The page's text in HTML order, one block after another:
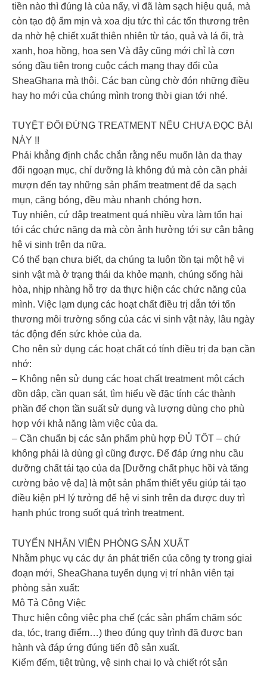
tiền nào thì đúng là của nấy, vì đã làm sạch hiệu quả, mà
còn tạo độ ẩm mịn và xoa dịu tức thì các tổn thương trên
da nhờ hệ chiết xuất thiên nhiên từ táo, quả và lá ổi, trà
xanh, hoa hồng, hoa sen Và đây cũng mới chỉ là cơn
sóng đầu tiên trong cuộc cách mạng thay đổi của
SheaGhana mà thôi. Các bạn cùng chờ đón những điều
hay ho mới của chúng mình trong thời gian tới nhé.
TUYỆT ĐỐI ĐỪNG TREATMENT NẾU CHƯA ĐỌC BÀI
NÀY !!
Phải khẳng định chắc chắn rằng nếu muốn làn da thay
đổi ngoạn mục, chỉ dưỡng là không đủ mà còn cần phải
mượn đến tay những sản phẩm treatment để da sạch
mụn, căng bóng, đều màu nhanh chóng hơn.
Tuy nhiên, cứ dập treatment quá nhiều vừa làm tổn hại
tới các chức năng da mà còn ảnh hưởng tới sự cân bằng
hệ vi sinh trên da nữa.
Có thể bạn chưa biết, da chúng ta luôn tồn tại một hệ vi
sinh vật mà ở trạng thái da khỏe mạnh, chúng sống hài
hòa, nhịp nhàng hỗ trợ da thực hiện các chức năng của
mình. Việc lạm dụng các hoạt chất điều trị dẫn tới tổn
thương môi trường sống của các vi sinh vật này, lâu ngày
tác động đến sức khỏe của da.
Cho nên sử dụng các hoạt chất có tính điều trị da bạn cần
nhớ:
– Không nên sử dụng các hoạt chất treatment một cách
dồn dập, cần quan sát, tìm hiểu về đặc tính các thành
phần để chọn tần suất sử dụng và lượng dùng cho phù
hợp với khả năng làm việc của da.
– Cần chuẩn bị các sản phẩm phù hợp ĐỦ TỐT – chứ
không phải là dùng gì cũng được. Để đáp ứng nhu cầu
dưỡng chất tái tạo của da [Dưỡng chất phục hồi và tăng
cường bảo vệ da] là một sản phẩm thiết yếu giúp tái tạo
điều kiện pH lý tưởng để hệ vi sinh trên da được duy trì
hạnh phúc trong suốt quá trình treatment.
TUYỂN NHÂN VIÊN PHÒNG SẢN XUẤT
Nhằm phục vụ các dự án phát triển của công ty trong giai
đoạn mới, SheaGhana tuyển dụng vị trí nhân viên tại
phòng sản xuất:
Mô Tả Công Việc
Thực hiện công việc pha chế (các sản phẩm chăm sóc
da, tóc, trang điểm…) theo đúng quy trình đã được ban
hành và đáp ứng đúng tiến độ sản xuất.
Kiểm đếm, tiệt trùng, vệ sinh chai lọ và chiết rót sản